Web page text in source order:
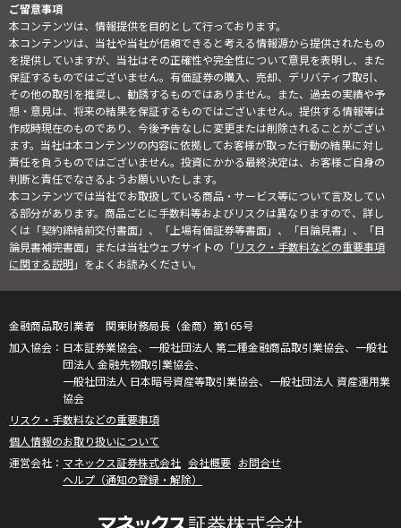
ご留意事項
本コンテンツは、情報提供を目的として行っております。
本コンテンツは、当社や当社が信頼できると考える情報源から提供されたもの
を提供していますが、当社はその正確性や完全性について意見を表明し、また
保証するものではございません。有価証券の購入、売却、デリバティブ取引、
その他の取引を推奨し、勧誘するものではありません。また、過去の実績や予
想・意見は、将来の結果を保証するものではございません。提供する情報等は
作成時現在のものであり、今後予告なしに変更または削除されることがござい
ます。当社は本コンテンツの内容に依拠してお客様が取った行動の結果に対し
責任を負うものではございません。投資にかかる最終決定は、お客様ご自身の
判断と責任でなさるようお願いいたします。
本コンテンツでは当社でお取扱している商品・サービス等について言及してい
る部分があります。商品ごとに手数料等およびリスクは異なりますので、詳し
くは「契約締結前交付書面」、「上場有価証券等書面」、「目論見書」、「目
論見書補完書面」または当社ウェブサイトの「リスク・手数料などの重要事項
に関する説明」をよくお読みください。
金融商品取引業者 関東財務局長（金商）第165号
日本証券業協会、一般社団法人 第二種金融商品取引業協会、一般社
団法人 金融先物取引業協会、
一般社団法人 日本暗号資産等取引業協会、一般社団法人 資産運用業
協会
リスク・手数料などの重要事項
個人情報のお取り扱いについて
マネックス証券株式会社 会社概要 お問合せ
ヘルプ（通知の登録・解除）